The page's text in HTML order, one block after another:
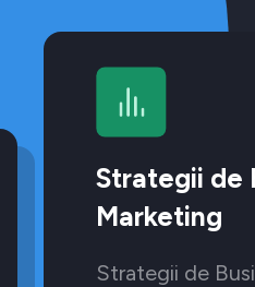
Strategii de
Marketing
Strategii de